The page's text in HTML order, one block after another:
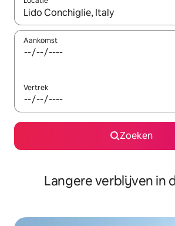
Wanneer er resultaten beschikbaar
Aankomst
Vertrek
Zoeken
Langere verblijven in